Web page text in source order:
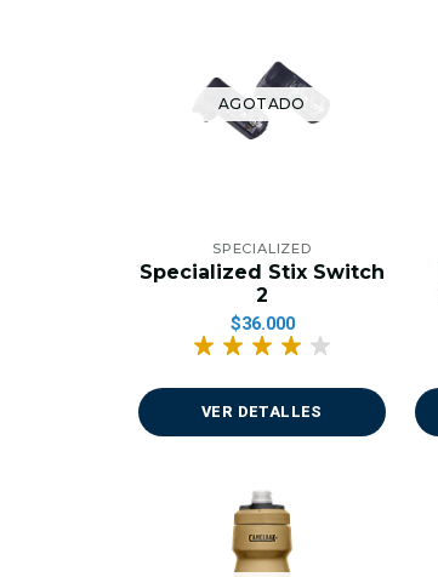
AGOTADO
SPECIALIZED
Specialized Stix Switch
2
$36.000
VER DETALLES